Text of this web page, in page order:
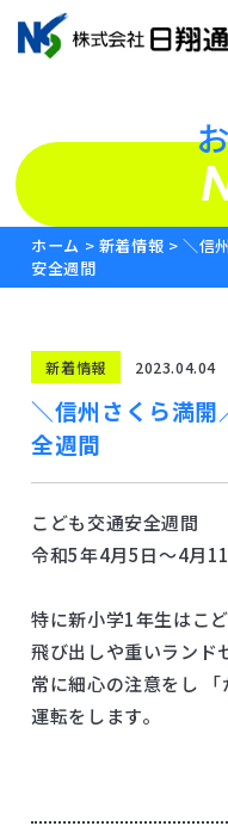
ホーム > 新着情報 >＼信
安全週間
新着情報 2023.04.04
＼信州さくら満
全週間
こども交通安全週間
令和5年4月5日～4月
特に新小学1年生はこ
飛び出しや重いランド
常に細心の注意をし
運転をします。